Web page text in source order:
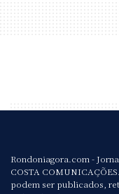
Rondoniagora.com -
COSTA
podem ser publicados,